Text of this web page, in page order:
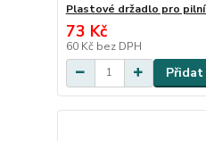
Plastové držadlo pro
73 Kč
60 Kč bez DPH